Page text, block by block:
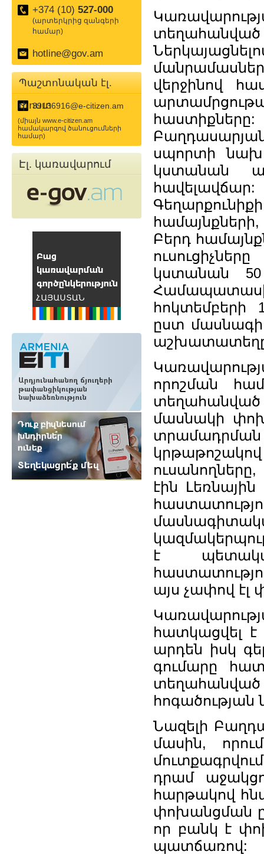
+374 (10) 527-000
(արտերկրից զանգերի
համար)
hotline@gov.am
Պաշտոնական էլ.
փոստ
39136916@e-citizen.am
(միայն www.e-citizen.am
համակարգով ծանուցումների
համար)
Էլ. կառավարում
վերջինով
սպորտի
կստանան
հավելավճար:
Բերդ
կստանան 50
հոկտեմբերի
ըստ
որոշման
տեղահանված
մասնակի
էին
է
այս չափով
հատկացվել է
արդեն իսկ
գումարը
Նազելի
մասին,
դրամ
հարթակով
փոխանցման
որ բանկ է
պատճառով: